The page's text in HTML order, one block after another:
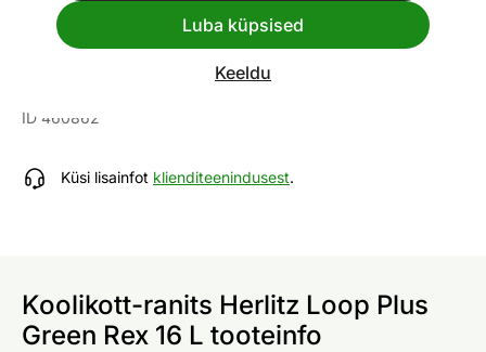
Luba küpsised
Keeldu
Koolikott-ranits Herlitz Loop Plus
ID 460862
Küsi lisainfot klienditeenindusest.
Koolikott-ranits Herlitz Loop Plus
Green Rex 16 L tooteinfo